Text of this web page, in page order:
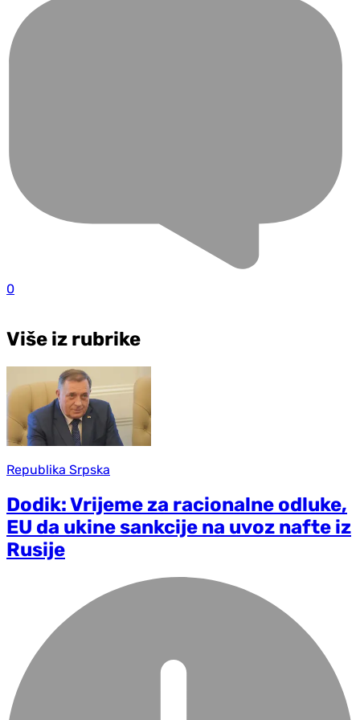
0
Više iz rubrike
Republika Srpska
Dodik: Vrijeme za racionalne odluke,
EU da ukine sankcije na uvoz nafte iz
Rusije